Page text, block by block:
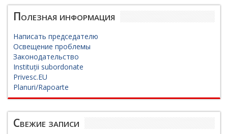
Полезная информация
Написать председателю
Освещение проблемы
Законодательство
Instituții subordonate
Privesc.EU
Planuri/Rapoarte
Свежие записи